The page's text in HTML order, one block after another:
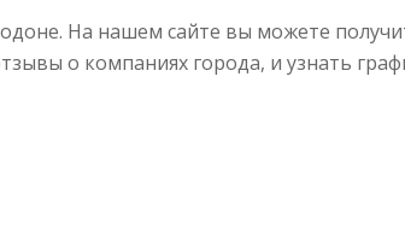
На нашем сайте вы можете
о компаниях города, и узнать